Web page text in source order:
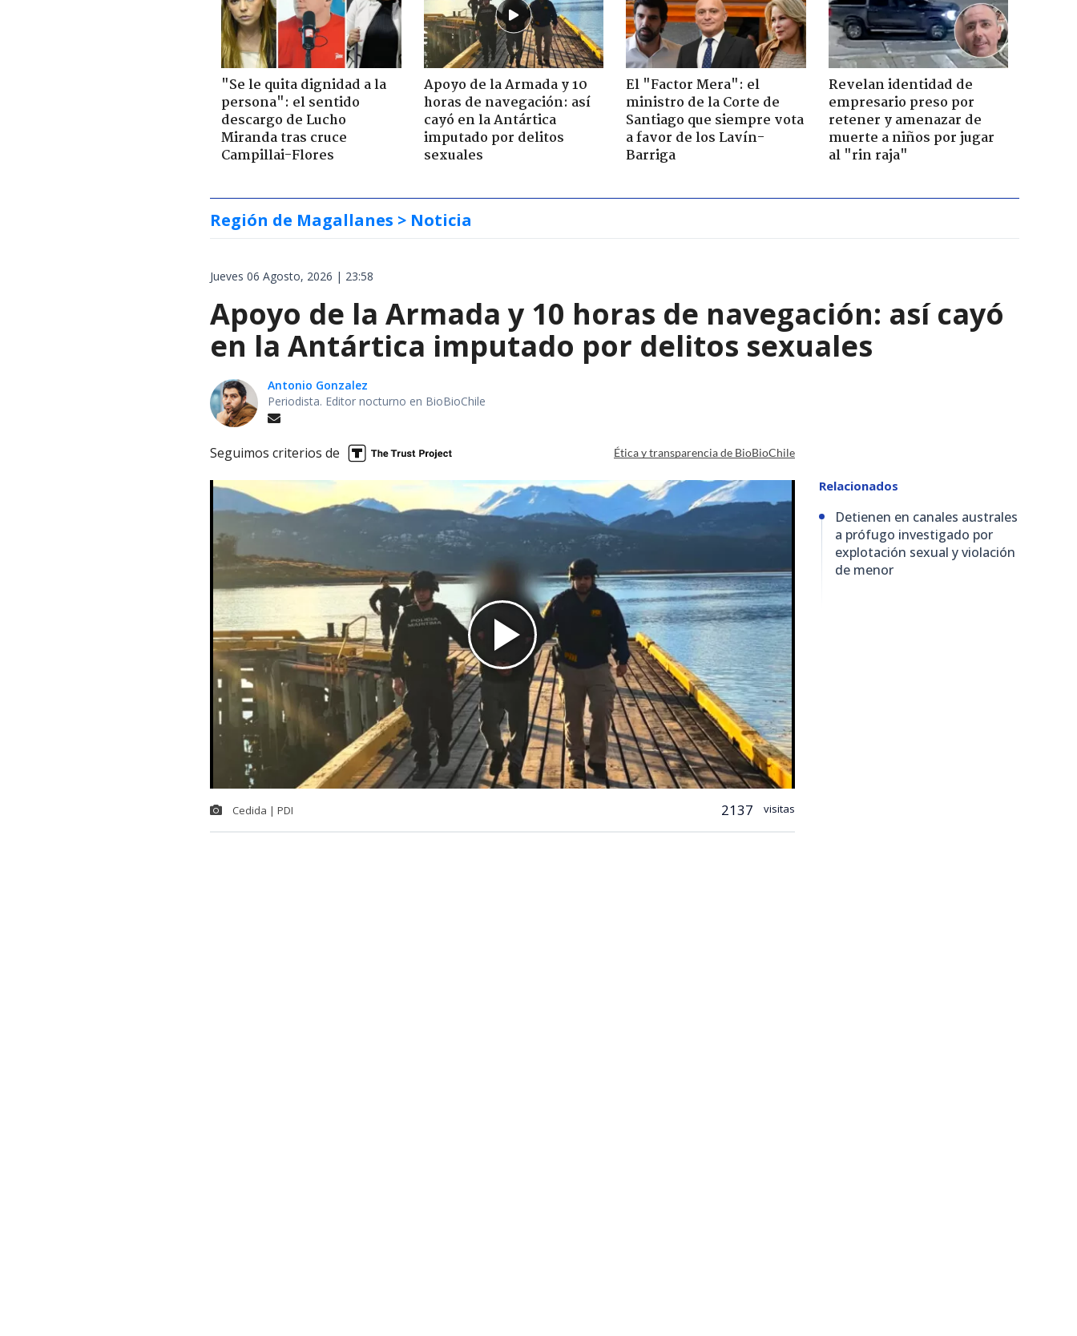
"Se le quita dignidad a la
persona": el sentido
descargo de Lucho
Miranda tras cruce
Campillai-Flores
Apoyo de la Armada y 10
horas de navegación: así
cayó en la Antártica
imputado por delitos
sexuales
El "Factor Mera": el
ministro de la Corte de
Santiago que siempre vota
a favor de los Lavín-
Barriga
Revelan identidad de
empresario preso por
retener y amenazar de
muerte a niños por jugar
al "rin raja"
Región de Magallanes > Noticia
Jueves 06 Agosto, 2026 | 23:58
Apoyo de la Armada y 10 horas de navegación: así cayó
en la Antártica imputado por delitos sexuales
Antonio Gonzalez
Periodista. Editor nocturno en BioBioChile
Seguimos criterios de Ética y transparencia de BioBioChile
Cedida | PDI 2137 visitas
Relacionados
Detienen en canales australes
a prófugo investigado por
explotación sexual y violación
de menor